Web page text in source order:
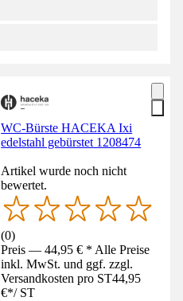
WC-Bürste HACEKA Ixi
edelstahl gebürstet 1208474
Artikel wurde noch nicht
bewertet.
(0)
Preis — 44,95 € * Alle Preise
inkl. MwSt. und ggf. zzgl.
Versandkosten pro ST44,95
€*/ ST